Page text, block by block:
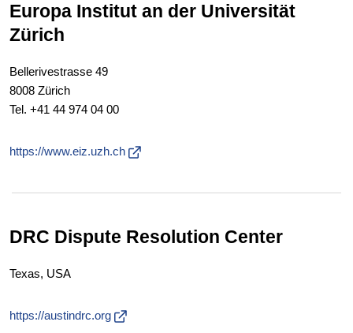
Europa Institut an der Universität
Zürich
Bellerivestrasse 49
8008 Zürich
Tel. +41 44 974 04 00
https://www.eiz.uzh.ch
DRC Dispute Resolution Center
Texas, USA
https://austindrc.org